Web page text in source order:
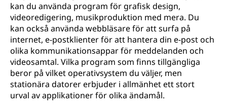
kan du använda program för grafisk design,
videoredigering, musikproduktion med mera. Du
kan också använda webbläsare för att surfa på
internet, e-postklienter för att hantera din e-post och
olika kommunikationsappar för meddelanden och
videosamtal. Vilka program som finns tillgängliga
beror på vilket operativsystem du väljer, men
stationära datorer erbjuder i allmänhet ett stort
urval av applikationer för olika ändamål.